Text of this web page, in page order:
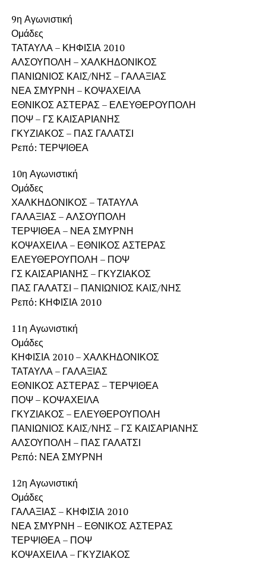
9η Αγωνιστική
Ομάδες
ΤΑΤΑΥΛΑ – ΚΗΦΙΣΙΑ 2010
ΑΛΣΟΥΠΟΛΗ – ΧΑΛΚΗΔΟΝΙΚΟΣ
ΠΑΝΙΩΝΙΟΣ ΚΑΙΣ/ΝΗΣ – ΓΑΛΑΞΙΑΣ
ΝΕΑ ΣΜΥΡΝΗ – ΚΟΨΑΧΕΙΛΑ
ΕΘΝΙΚΟΣ ΑΣΤΕΡΑΣ – ΕΛΕΥΘΕΡΟΥΠΟΛΗ
ΠΟΨ – ΓΣ ΚΑΙΣΑΡΙΑΝΗΣ
ΓΚΥΖΙΑΚΟΣ – ΠΑΣ ΓΑΛΑΤΣΙ
Ρεπό: ΤΕΡΨΙΘΕΑ
10η Αγωνιστική
Ομάδες
ΧΑΛΚΗΔΟΝΙΚΟΣ – ΤΑΤΑΥΛΑ
ΓΑΛΑΞΙΑΣ – ΑΛΣΟΥΠΟΛΗ
ΤΕΡΨΙΘΕΑ – ΝΕΑ ΣΜΥΡΝΗ
ΚΟΨΑΧΕΙΛΑ – ΕΘΝΙΚΟΣ ΑΣΤΕΡΑΣ
ΕΛΕΥΘΕΡΟΥΠΟΛΗ – ΠΟΨ
ΓΣ ΚΑΙΣΑΡΙΑΝΗΣ – ΓΚΥΖΙΑΚΟΣ
ΠΑΣ ΓΑΛΑΤΣΙ – ΠΑΝΙΩΝΙΟΣ ΚΑΙΣ/ΝΗΣ
Ρεπό: ΚΗΦΙΣΙΑ 2010
11η Αγωνιστική
Ομάδες
ΚΗΦΙΣΙΑ 2010 – ΧΑΛΚΗΔΟΝΙΚΟΣ
ΤΑΤΑΥΛΑ – ΓΑΛΑΞΙΑΣ
ΕΘΝΙΚΟΣ ΑΣΤΕΡΑΣ – ΤΕΡΨΙΘΕΑ
ΠΟΨ – ΚΟΨΑΧΕΙΛΑ
ΓΚΥΖΙΑΚΟΣ – ΕΛΕΥΘΕΡΟΥΠΟΛΗ
ΠΑΝΙΩΝΙΟΣ ΚΑΙΣ/ΝΗΣ – ΓΣ ΚΑΙΣΑΡΙΑΝΗΣ
ΑΛΣΟΥΠΟΛΗ – ΠΑΣ ΓΑΛΑΤΣΙ
Ρεπό: ΝΕΑ ΣΜΥΡΝΗ
12η Αγωνιστική
Ομάδες
ΓΑΛΑΞΙΑΣ – ΚΗΦΙΣΙΑ 2010
ΝΕΑ ΣΜΥΡΝΗ – ΕΘΝΙΚΟΣ ΑΣΤΕΡΑΣ
ΤΕΡΨΙΘΕΑ – ΠΟΨ
ΚΟΨΑΧΕΙΛΑ – ΓΚΥΖΙΑΚΟΣ